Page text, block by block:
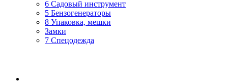
6 Садовый инструмент
5 Бензогенераторы
8 Упаковка, мешки
Замки
7 Спецодежда